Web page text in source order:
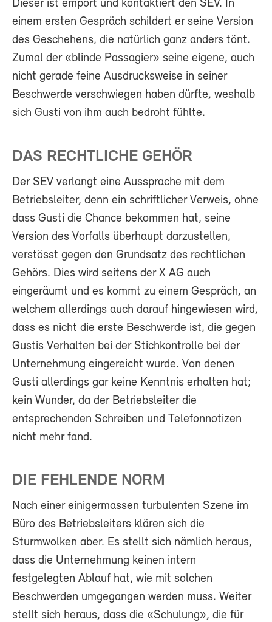
Dieser ist empört und kontaktiert den SEV. In
einem ersten Gespräch schildert er seine Version
des Geschehens, die natürlich ganz anders tönt.
Zumal der «blinde Passagier» seine eigene, auch
nicht gerade feine Ausdrucksweise in seiner
Beschwerde verschwiegen haben dürfte, weshalb
sich Gusti von ihm auch bedroht fühlte.
DAS RECHTLICHE GEHÖR
Der SEV verlangt eine Aussprache mit dem
Betriebsleiter, denn ein schriftlicher Verweis, ohne
dass Gusti die Chance bekommen hat, seine
Version des Vorfalls überhaupt darzustellen,
verstösst gegen den Grundsatz des rechtlichen
Gehörs. Dies wird seitens der X AG auch
eingeräumt und es kommt zu einem Gespräch, an
welchem allerdings auch darauf hingewiesen wird,
dass es nicht die erste Beschwerde ist, die gegen
Gustis Verhalten bei der Stichkontrolle bei der
Unternehmung eingereicht wurde. Von denen
Gusti allerdings gar keine Kenntnis erhalten hat;
kein Wunder, da der Betriebsleiter die
entsprechenden Schreiben und Telefonnotizen
nicht mehr fand.
DIE FEHLENDE NORM
Nach einer einigermassen turbulenten Szene im
Büro des Betriebsleiters klären sich die
Sturmwolken aber. Es stellt sich nämlich heraus,
dass die Unternehmung keinen intern
festgelegten Ablauf hat, wie mit solchen
Beschwerden umgegangen werden muss. Weiter
stellt sich heraus, dass die «Schulung», die für